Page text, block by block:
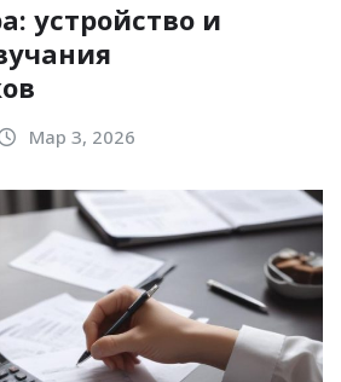
устройство и
Мар 3, 2026